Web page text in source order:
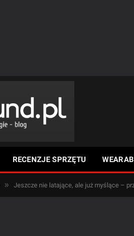
RECENZJE SPRZĘTU
» Jeszcze nie latające, ale już myślące –